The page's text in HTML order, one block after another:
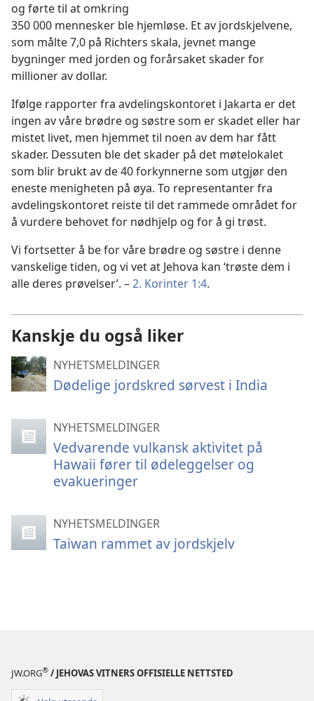
og førte til at omkring
350 000 mennesker ble hjemløse. Et av jordskjelvene,
som målte 7,0 på Richters skala, jevnet mange
bygninger med jorden og forårsaket skader for
millioner av dollar.
Ifølge rapporter fra avdelingskontoret i Jakarta er det
ingen av våre brødre og søstre som er skadet eller har
mistet livet, men hjemmet til noen av dem har fått
skader. Dessuten ble det skader på det møtelokalet
som blir brukt av de 40 forkynnerne som utgjør den
eneste menigheten på øya. To representanter fra
avdelingskontoret reiste til det rammede området for
å vurdere behovet for nødhjelp og for å gi trøst.
Vi fortsetter å be for våre brødre og søstre i denne
vanskelige tiden, og vi vet at Jehova kan ‘trøste dem i
alle deres prøvelser’. –2. Korinter 1:4.
Kanskje du også liker
NYHETSMELDINGER
Dødelige jordskred sørvest i India
NYHETSMELDINGER
Vedvarende vulkansk aktivitet på
Hawaii fører til ødeleggelser og
evakueringer
NYHETSMELDINGER
Taiwan rammet av jordskjelv
JW.ORG® / JEHOVAS VITNERS OFFISIELLE NETTSTED